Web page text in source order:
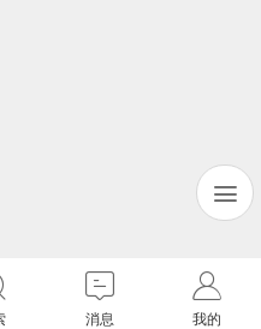
消息 我的